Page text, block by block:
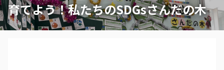
育てよう！私たちのSDGsさんだの木